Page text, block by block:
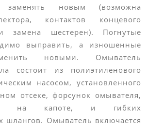
заменять новым (возможна
контактов концевого
замена шестерен). Погнутые
выправить, а изношенные
новыми. Омыватель
состоит из полиэтиленового
насосом, установленного
отсеке, форсунок омывателя,
на капоте, и гибких
шлангов. Омыватель включается